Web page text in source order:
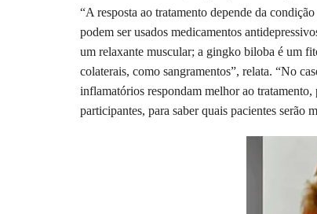
“A resposta ao tratamento depende da
podem ser usados medicamentos
um relaxante muscular; a gingko biloba é um
colaterais, como sangramentos”, relata. “No
inflamatórios respondam melhor ao
participantes, para saber quais pacientes serão